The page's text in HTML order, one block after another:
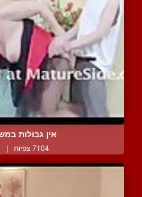
אין גבולות
7104 צפיות |